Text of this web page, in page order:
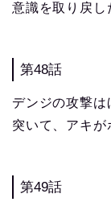
意識を取り戻し
第48話
デンジの攻撃は
突いて、アキが
第49話